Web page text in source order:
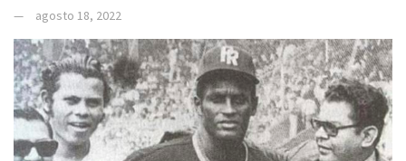
agosto 18, 2022